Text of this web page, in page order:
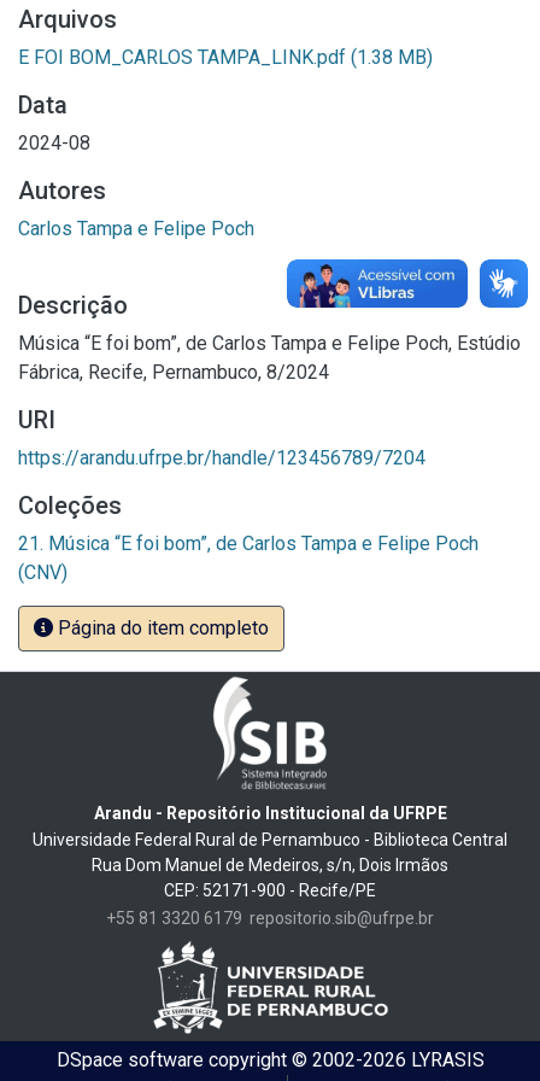
Arquivos
E FOI BOM_CARLOS TAMPA_LINK.pdf (1.38 MB)
Data
2024-08
Autores
Carlos Tampa e Felipe Poch
Descrição
Música “E foi bom”, de Carlos Tampa e Felipe Poch, Estúdio
Fábrica, Recife, Pernambuco, 8/2024
URI
https://arandu.ufrpe.br/handle/123456789/7204
Coleções
21. Música “E foi bom”, de Carlos Tampa e Felipe Poch
(CNV)
Página do item completo
Arandu - Repositório Institucional da UFRPE
Universidade Federal Rural de Pernambuco - Biblioteca Central
Rua Dom Manuel de Medeiros, s/n, Dois Irmãos
CEP: 52171-900 - Recife/PE
+55 81 3320 6179 repositorio.sib@ufrpe.br
DSpace softwarecopyright © 2002-2026 LYRASIS